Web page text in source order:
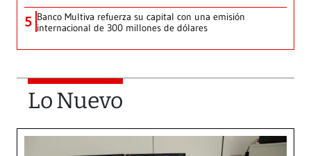
5 Banco Multiva refuerza su capital con una emisión
internacional de 300 millones de dólares
Lo Nuevo